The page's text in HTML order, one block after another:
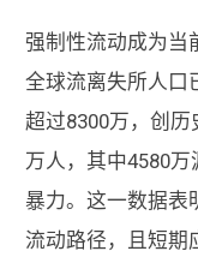
强制性流动成为当
全球流离失所人口
超过8300万，创
万人，其中4580
暴力。这一数据表
流动路径，且短期